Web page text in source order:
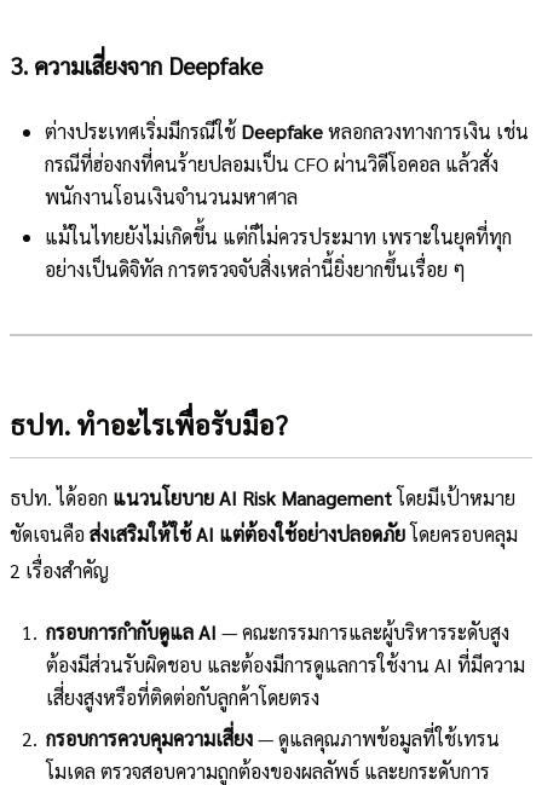
3. ความเสี่ยงจาก Deepfake
ต่างประเทศเริ่มมีกรณีใช้ Deepfakeหลอกลวงทางการเงิน เช่น
กรณีที่ฮ่องกงที่คนร้ายปลอมเป็น CFO ผ่านวิดีโอคอล แล้วสั่ง
พนักงานโอนเงินจำนวนมหาศาล
แม้ในไทยยังไม่เกิดขึ้น แต่ก็ไม่ควรประมาท เพราะในยุคที่ทุก
อย่างเป็นดิจิทัล การตรวจจับสิ่งเหล่านี้ยิ่งยากขึ้นเรื่อย ๆ
ธปท. ทำอะไรเพื่อรับมือ?
ธปท. ได้ออก แนวนโยบาย AI Risk Managementโดยมีเป้าหมาย
ชัดเจนคือ ส่งเสริมให้ใช้ AI แต่ต้องใช้อย่างปลอดภัยโดยครอบคลุม
2 เรื่องสำคัญ
กรอบการกำกับดูแล AI — คณะกรรมการและผู้บริหารระดับสูง
ต้องมีส่วนรับผิดชอบ และต้องมีการดูแลการใช้งาน AI ที่มีความ
เสี่ยงสูงหรือที่ติดต่อกับลูกค้าโดยตรง
กรอบการควบคุมความเสี่ยง— ดูแลคุณภาพข้อมูลที่ใช้เทรน
โมเดล ตรวจสอบความถูกต้องของผลลัพธ์ และยกระดับการ